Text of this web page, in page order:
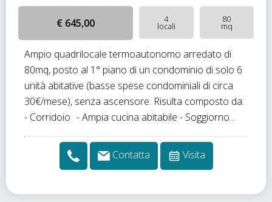
€ 645,00 4
locali
80
mq
Ampio quadrilocale termoautonomo arredato di
80mq, posto al 1° piano di un condominio di solo 6
unità abitative (basse spese condominiali di circa
30€/mese), senza ascensore. Risulta composto da:
- Corridoio - Ampia cucina abitabile - Soggiorno...
Contatta Visita